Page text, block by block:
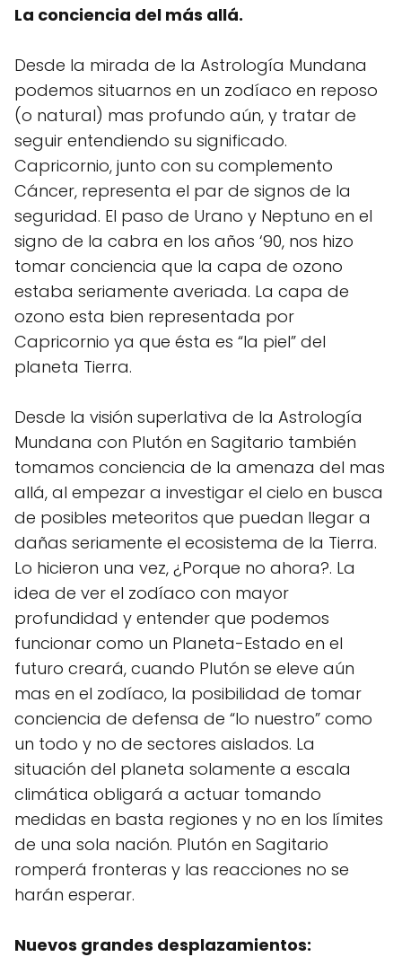
La conciencia del más allá.
Desde la mirada de la Astrología Mundana
podemos situarnos en un zodíaco en reposo
(o natural) mas profundo aún, y tratar de
seguir entendiendo su significado.
Capricornio, junto con su complemento
Cáncer, representa el par de signos de la
seguridad. El paso de Urano y Neptuno en el
signo de la cabra en los años ‘90, nos hizo
tomar conciencia que la capa de ozono
estaba seriamente averiada. La capa de
ozono esta bien representada por
Capricornio ya que ésta es “la piel” del
planeta Tierra.
Desde la visión superlativa de la Astrología
Mundana con Plutón en Sagitario también
tomamos conciencia de la amenaza del mas
allá, al empezar a investigar el cielo en busca
de posibles meteoritos que puedan llegar a
dañas seriamente el ecosistema de la Tierra.
Lo hicieron una vez, ¿Porque no ahora?. La
idea de ver el zodíaco con mayor
profundidad y entender que podemos
funcionar como un Planeta-Estado en el
futuro creará, cuando Plutón se eleve aún
mas en el zodíaco, la posibilidad de tomar
conciencia de defensa de “lo nuestro” como
un todo y no de sectores aislados. La
situación del planeta solamente a escala
climática obligará a actuar tomando
medidas en basta regiones y no en los límites
de una sola nación. Plutón en Sagitario
romperá fronteras y las reacciones no se
harán esperar.
Nuevos grandes desplazamientos: